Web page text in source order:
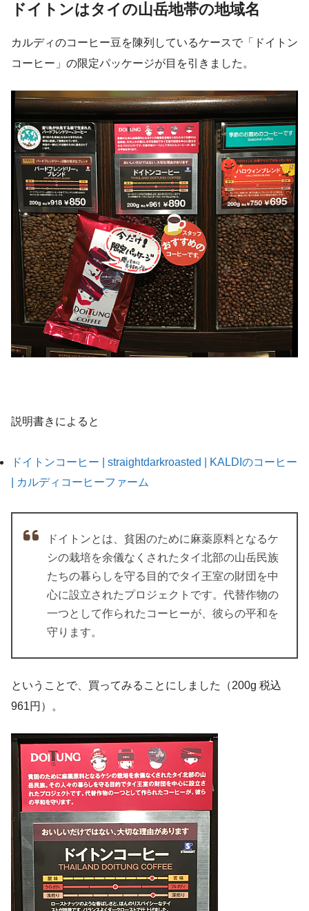
ドイトンはタイの山岳地帯の地域名
カルディのコーヒー豆を陳列しているケースで「ドイトン
コーヒー」の限定パッケージが目を引きました。
説明書きによると
ドイトンコーヒー | straightdarkroasted | KALDIのコーヒー
| カルディコーヒーファーム
ドイトンとは、貧困のために麻薬原料となるケ
シの栽培を余儀なくされたタイ北部の山岳民族
たちの暮らしを守る目的でタイ王室の財団を中
心に設立されたプロジェクトです。代替作物の
一つとして作られたコーヒーが、彼らの平和を
守ります。
ということで、買ってみることにしました（200g 税込
961円）。